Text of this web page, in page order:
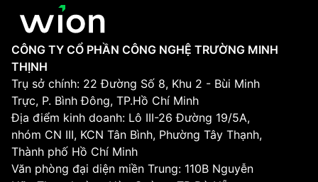
CÔNG TY CỔ PHẦN CÔNG NGHỆ TRƯỜNG MINH
THỊNH
Trụ sở chính: 22 Đường Số 8, Khu 2 - Bùi Minh
Trực, P. Bình Đông, TP.Hồ Chí Minh
Địa điểm kinh doanh: Lô III-26 Đường 19/5A,
nhóm CN III, KCN Tân Bình, Phường Tây Thạnh,
Thành phố Hồ Chí Minh
Văn phòng đại diện miền Trung: 110B Nguyễn